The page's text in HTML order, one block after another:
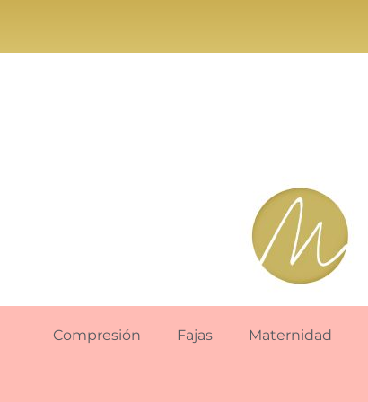
Compresión Fajas Maternidad